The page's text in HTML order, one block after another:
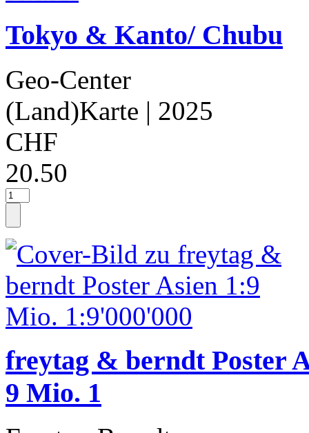
Tokyo & Kanto/ Chubu
Geo-Center
(Land)Karte | 2025
CHF
20.50
freytag & berndt Poster
9 Mio. 1